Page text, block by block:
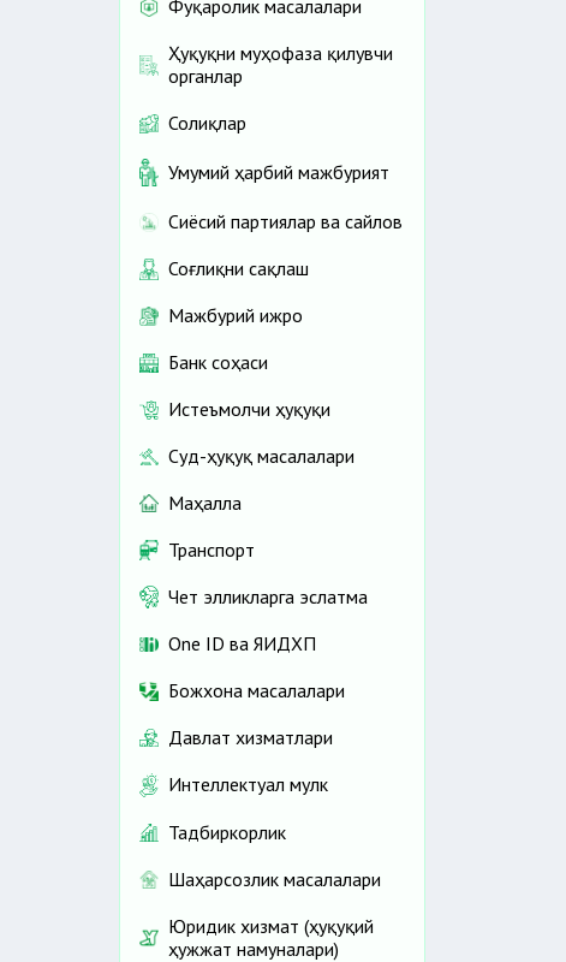
Фуқаролик масалалари
Ҳуқуқни муҳофаза қилувчи
органлар
Солиқлар
Умумий ҳарбий мажбурият
Сиёсий партиялар ва сайлов
Соғлиқни сақлаш
Мажбурий ижро
Банк соҳаси
Истеъмолчи ҳуқуқи
Суд-ҳуқуқ масалалари
Маҳалла
Транспорт
Чет элликларга эслатма
One ID ва ЯИДХП
Божхона масалалари
Давлат хизматлари
Интеллектуал мулк
Тадбиркорлик
Шаҳарсозлик масалалари
Юридик хизмат (ҳуқуқий
ҳужжат намуналари)